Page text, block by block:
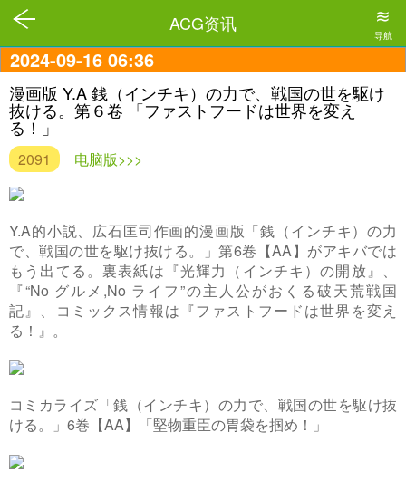
ACG资讯 ≋
导航
2024-09-16 06:36
漫画版 Y.A 銭（インチキ）の力で、戦国の世を駆け
抜ける。第６卷 「ファストフードは世界を変え
る！」
2091 电脑版>>>
Y.A的小説、広石匡司作画的漫画版「銭（インチキ）の力
で、戦国の世を駆け抜ける。」第6卷【AA】がアキバでは
もう出てる。裏表紙は『光輝力（インチキ）の開放』、
『“No グルメ,No ライフ”の主人公がおくる破天荒戦国
記』、コミックス情報は『ファストフードは世界を変え
る！』。
コミカライズ「銭（インチキ）の力で、戦国の世を駆け抜
ける。」6巻【AA】「堅物重臣の胃袋を掴め！」